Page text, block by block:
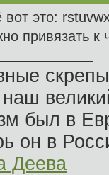
вот это:
привязать к
был в
он в
Деева